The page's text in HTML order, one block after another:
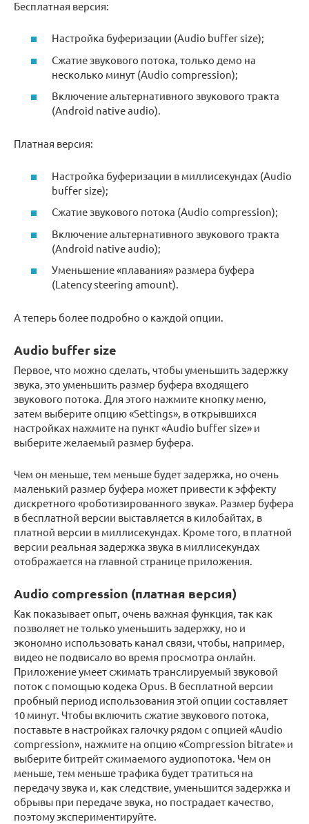
Бесплатная версия:
Настройка буферизации (Audio buffer size);
Сжатие звукового потока, только демо на
несколько минут (Audio compression);
Включение альтернативного звукового тракта
(Android native audio).
Платная версия:
Настройка буферизации в миллисекундах (Audio
buffer size);
Сжатие звукового потока (Audio compression);
Включение альтернативного звукового тракта
(Android native audio);
Уменьшение «плавания» размера буфера
(Latency steering amount).
А теперь более подробно о каждой опции.
Audio buffer size
Первое, что можно сделать, чтобы уменьшить задержку
звука, это уменьшить размер буфера входящего
звукового потока. Для этого нажмите кнопку меню,
затем выберите опцию «Settings», в открывшихся
настройках нажмите на пункт «Audio buffer size» и
выберите желаемый размер буфера.
Чем он меньше, тем меньше будет задержка, но очень
маленький размер буфера может привести к эффекту
дискретного «роботизированного звука». Размер буфера
в бесплатной версии выставляется в килобайтах, в
платной версии в миллисекундах. Кроме того, в платной
версии реальная задержка звука в миллисекундах
отображается на главной странице приложения.
Audio compression (платная версия)
Как показывает опыт, очень важная функция, так как
позволяет не только уменьшить задержку, но и
экономно использовать канал связи, чтобы, например,
видео не подвисало во время просмотра онлайн.
Приложение умеет сжимать транслируемый звуковой
поток с помощью кодека Opus. В бесплатной версии
пробный период использования этой опции составляет
10 минут. Чтобы включить сжатие звукового потока,
поставьте в настройках галочку рядом с опцией «Audio
compression», нажмите на опцию «Compression bitrate» и
выберите битрейт сжимаемого аудиопотока. Чем он
меньше, тем меньше трафика будет тратиться на
передачу звука и, как следствие, уменьшится задержка и
обрывы при передаче звука, но пострадает качество,
поэтому экспериментируйте.